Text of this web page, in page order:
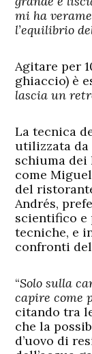
mi ha
l’equilibrio
Agitare per
ghiaccio) è
lascia un
La tecnica
utilizzata da
schiuma
come
del
Andrés,
scientifico e
tecniche, e
confronti
“Solo sulla
capire come
citando tra
che la
d’uovo di